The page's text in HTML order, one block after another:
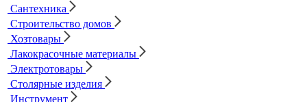
Сантехника
Строительство домов
Хозтовары
Лакокрасочные материалы
Электротовары
Столярные изделия
Инструмент